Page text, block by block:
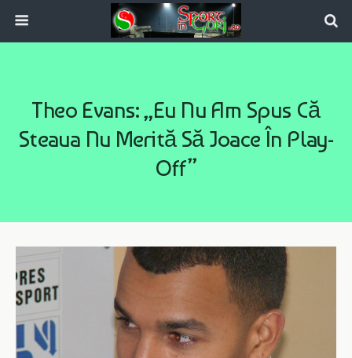
Theo Evans: „Eu Nu Am Spus Că
Steaua Nu Merită Să Joace În Play-
Off”